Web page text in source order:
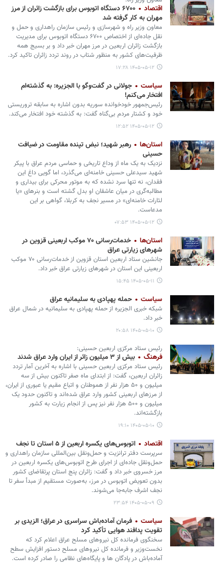
اقتصاد
۶۷۰۰ دستگاه اتوبوس برای بازگشت زائران از مرز
مهران به کار گرفته شد
معاون وزیر راه و شهرسازی و رئیس سازمان راهداری و حمل و
نقل جاده‌ای از اختصاص ۶۷۰۰ دستگاه اتوبوس برای مدیریت
بازگشت زائران اربعین در مرز مهران خبر داد و بر بسیج همه
ظرفیت‌های کشور به منظور شتاب در روند تردد زائران تاکید کرد.
۱۴۰۵-۰۵-۱۲ ۱۷:۲۸
سیاست
جولانی در گفت‌وگو با الجزیره: به گذشته‌ام
افتخار می‌کنم!
رئیس‌جمهور خودخوانده سوریه بدون اشاره به سابقه تروریستی
خود و کشتار مردم بی‌گناه گفت: به گذشته خود افتخار می‌کند.
۱۴۰۵-۰۵-۱۲ ۱۲:۵۲
استان‌ها
رهبر شهید؛ نبض تپنده مقاومت در ضیافت
حسینی
نزدیک به یک ماه از وداع تاریخی و حماسی مردم عراق با پیکر
شهید سیدعلی حسینی خامنه‌ای می‌گذرد، اما گویی داغ این
فقدان، نه تنها سرد نشده که به موتور محرکی برای بیداری و
مطالبه‌گری در میان‌ عاشقان او بدل گشته است و بنرهای «یا
لثارات خامنه‌ای» در مسیر نجف به کربلا، گواهی بر این
مدعاست.
۱۴۰۵-۰۵-۱۲ ۰۷:۵۳
استان‌ها
خدمات‌رسانی ۷۰ موکب اربعینی قزوین در
شهرهای زیارتی عراق
جانشین ستاد اربعین استان قزوین از خدمات‌رسانی ۷۰ موکب
اربعینی این استان در شهرهای زیارتی عراق خبر داد.
۱۴۰۵-۰۵-۱۱ ۱۵:۴۵
سیاست حمله پهپادی به سلیمانیه عراق
شبکه خبری الجزیره از حمله پهپادی به سلیمانیه در شمال عراق
خبر داد.
۱۴۰۵-۰۵-۱۰ ۲۰:۵۸
رئیس ستاد مرکزی اربعین حسینی:
فرهنگ بیش از ۳ میلیون زائر از ایران وارد عراق شدند
رئیس ستاد مرکزی اربعین حسینی با اشاره به آخرین آمار تردد
زائران اربعین، گفت: از ابتدای ماه صفر تاکنون بیش از سه
میلیون و ۵۰ هزار نفر از هموطنان و اتباع مقیم یا عبوری از ایران،
از مرزهای اربعینی کشور وارد عراق شده‌اند و تاکنون حدود یک
میلیون و ۵۰۰ هزار نفر نیز پس از انجام زیارت به کشور
بازگشته‌اند.
۱۴۰۵-۰۵-۱۰ ۱۹:۱۰
اقتصاد اتوبوس‌های یکسره اربعین از ۵ استان تا نجف
سرپرست دفتر ترانزیت و حمل‌ونقل بین‌المللی سازمان راهداری و
حمل‌ونقل جاده‌ای از اجرای طرح اتوبوس‌های یکسره اربعین در
مرز خسروی خبر داد و گفت: زائران پنج استان پرتقاضای کشور
بدون تعویض اتوبوس در مرز، به‌صورت مستقیم از مبدأ سفر تا
نجف اشرف جابه‌جا می‌شوند.
۱۴۰۵-۰۵-۰۹ ۲۳:۵۴
سیاست
فرمان آماده‌باش سراسری در عراق؛ الزیدی بر
تقویت پدافند هوایی تأکید کرد
سخنگوی فرمانده کل نیروهای مسلح عراق اعلام کرد که
نخست‌وزیر و فرمانده کل نیروهای مسلح دستور افزایش سطح
آماده‌باش در پادگان ها و پایگاه‌های نظامی را صادر کرده است.